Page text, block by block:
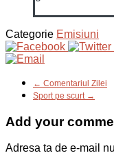
Categorie Emisiuni
← Comentariul Zilei
Sport pe scurt →
Add your
Adresa ta de e-mail